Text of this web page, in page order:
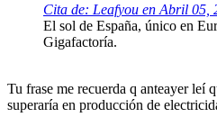
Cita de: Leafyou en Abril 05,
El sol de España, único en
Gigafactoría.
Tu frase me recuerda q anteayer leí
superaría en producción de